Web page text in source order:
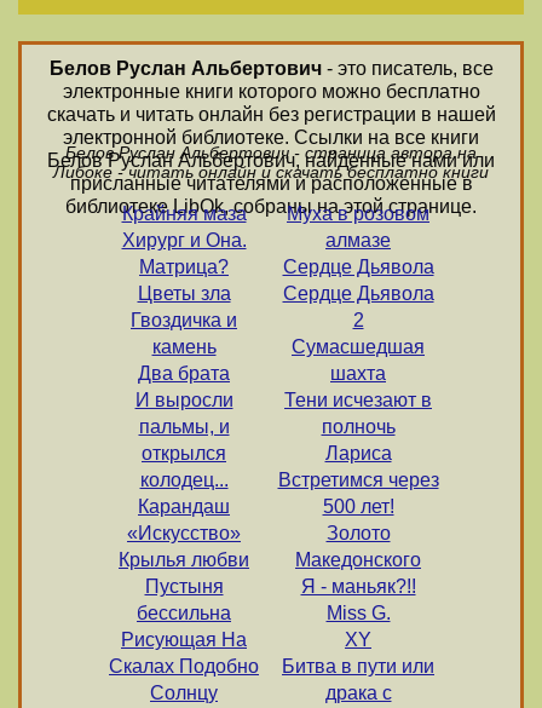
Белов Руслан Альбертович- это писатель, все
электронные книги которого можно бесплатно
скачать и читать онлайн без регистрации в нашей
электронной библиотеке. Ссылки на все книги
Белов Руслан Альбертович, найденные нами или
присланные читателями и расположенные в
библиотеке LibOk, собраны на этой странице.
Белов Руслан Альбертович - страница автора на
Либоке - читать онлайн и скачать бесплатно книги
Крайняя маза
Хирург и Она.
Матрица?
Цветы зла
Гвоздичка и
камень
Два брата
И выросли
пальмы, и
открылся
колодец...
Карандаш
«Искусство»
Крылья любви
Пустыня
бессильна
Рисующая На
Скалах Подобно
Солнцу
Муха в розовом
алмазе
Сердце Дьявола
Сердце Дьявола
2
Сумасшедшая
шахта
Тени исчезают в
полночь
Лариса
Встретимся через
500 лет!
Золото
Македонского
Я - маньяк?!!
Miss G.
XY
Битва в пути или
драка с